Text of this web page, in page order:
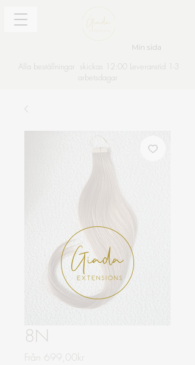
Min sida
Alla beställningar skickas 12:00 Leveranstid 1-3
arbetsdagar
8N
Från 699,00kr